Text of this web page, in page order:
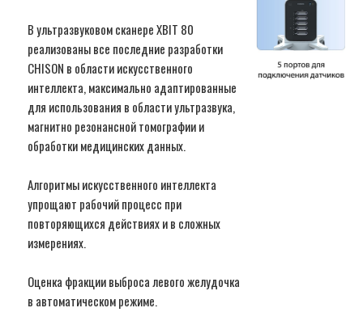
В ультразвуковом сканере XBIT 80
реализованы все последние разработки
CHISON в области искусственного
интеллекта, максимально адаптированные
для использования в области ультразвука,
магнитно резонансной томографии и
обработки медицинских данных.
Алгоритмы искусственного интеллекта
упрощают рабочий процесс при
повторяющихся действиях и в сложных
измерениях.
Оценка фракции выброса левого желудочка
в автоматическом режиме.